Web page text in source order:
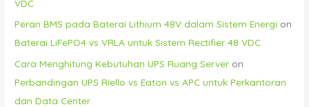
VDC
Peran BMS pada Baterai Lithium 48V dalam Sistem Energi on
Baterai LiFePO4 vs VRLA untuk Sistem Rectifier 48 VDC
Cara Menghitung Kebutuhan UPS Ruang Server on
Perbandingan UPS Riello vs Eaton vs APC untuk Perkantoran
dan Data Center